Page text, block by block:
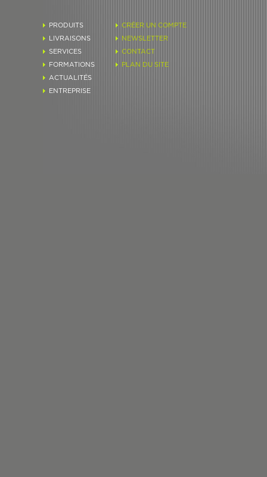
PRODUITS
LIVRAISONS
SERVICES
FORMATIONS
ACTUALITÉS
ENTREPRISE
CRÉER UN COMPTE
NEWSLETTER
CONTACT
PLAN DU SITE